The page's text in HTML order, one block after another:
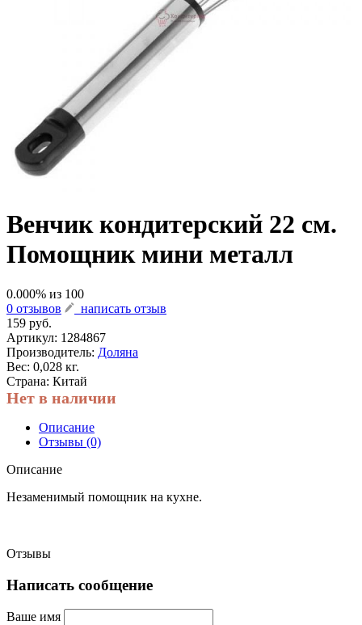
Венчик кондитерский 22 см.
Помощник мини металл
0.000% из 100
0 отзывов
написать отзыв
159 руб.
Артикул: 1284867
Производитель: Доляна
Вес: 0,028 кг.
Страна: Китай
Нет в наличии
Описание
Отзывы (0)
Описание
Незаменимый помощник на кухне.
Отзывы
Написать сообщение
Ваше имя